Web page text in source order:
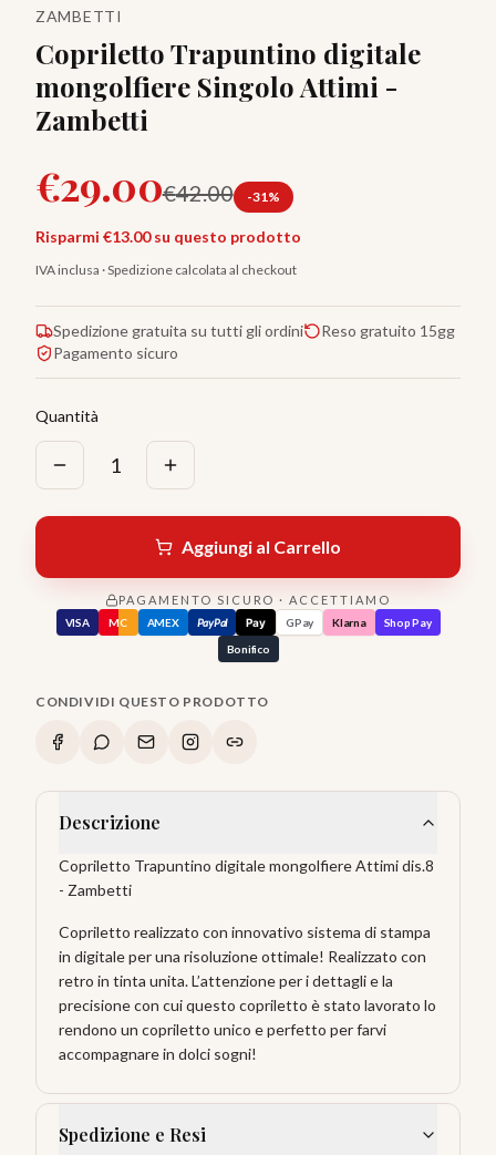
ZAMBETTI
Copriletto Trapuntino digitale
mongolfiere Singolo Attimi -
Zambetti
€29.00€42.00 -31%
Risparmi €13.00su questo prodotto
IVA inclusa · Spedizione calcolata al checkout
Spedizione gratuita su tutti gli ordini
Reso gratuito 15gg
Pagamento sicuro
Quantità
1
Aggiungi al Carrello
PAGAMENTO SICURO · ACCETTIAMO
VISA MC AMEX PayPal Pay GPay Klarna
Shop Pay
Bonifico
CONDIVIDI QUESTO PRODOTTO
Descrizione
Copriletto Trapuntino digitale mongolfiere Attimi dis.8
- Zambetti
Copriletto realizzato con innovativo sistema di stampa
in digitale per una risoluzione ottimale! Realizzato con
retro in tinta unita. L’attenzione per i dettagli e la
precisione con cui questo copriletto è stato lavorato lo
rendono un copriletto unico e perfetto per farvi
accompagnare in dolci sogni!
Spedizione e Resi